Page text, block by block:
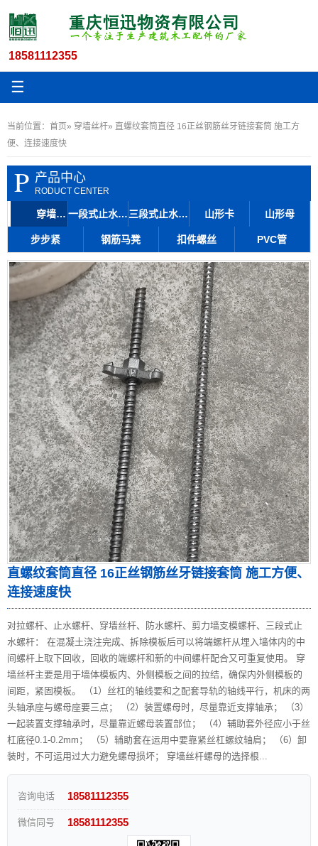
18581112355
☰
当前位置： 首页» 穿墙丝杆» 直螺纹套筒直径 16正丝钢筋丝牙链接套筒 施工方
便、连接速度快
P 产品中心
RODUCT CENTER
穿墙丝杆 一段式止水丝杆 三段式止水丝杆 山形卡 山形母
步步紧 钢筋马凳 扣件螺丝 PVC管
直螺纹套筒直径 16正丝钢筋丝牙链接套筒 施工方便、
连接速度快
对拉螺杆、止水螺杆、穿墙丝杆、防水螺杆、剪力墙支模螺杆、三段式止
水螺杆： 在混凝土浇注完成、拆除模板后可以将端螺杆从埋入墙体内的中
间螺杆上取下回收，回收的端螺杆和新的中间螺杆配合又可重复使用。 穿
墙丝杆主要是用于墙体模板内、外侧模板之间的拉结，确保内外侧模板的
间距，紧固模板。 （1）丝杠的轴线要和之配套导轨的轴线平行，机床的两
头轴承座与螺母座要三点； （2）装置螺母时，尽量靠近支撑轴承； （3）
一起装置支撑轴承时，尽量靠近螺母装置部位； （4）辅助套外径应小于丝
杠底径0.1-0.2mm； （5）辅助套在运用中要靠紧丝杠螺纹轴肩； （6）卸
装时，不可运用过大力避免螺母损坏； 穿墙丝杆螺母的选择根...
咨询电话 18581112355
微信同号 18581112355